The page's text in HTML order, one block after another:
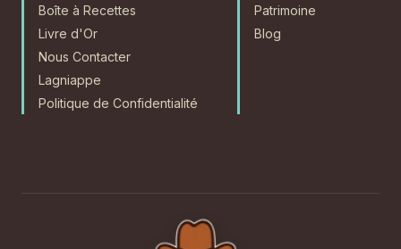
Boîte à Recettes
Livre d'Or
Nous Contacter
Lagniappe
Politique de Confidentialité
Patrimoine
Blog